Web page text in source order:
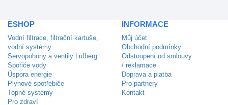
ESHOP
Vodní filtrace, filtrační kartuše,
vodní systémy
Servopohony a ventily Lufberg
Spořiče vody
Úspora energie
Plynové spotřebiče
Topné systémy
Pro zdraví
INFORMACE
Můj účet
Obchodní podmínky
Odstoupení od smlouvy
/ reklamace
Doprava a platba
Pro partnery
Kontakt